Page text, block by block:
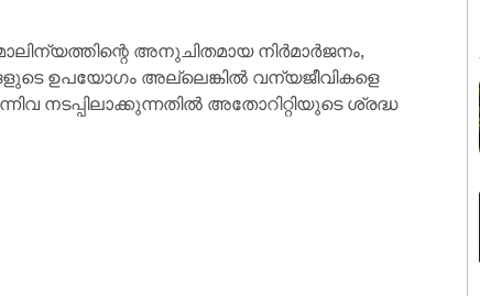
അനുചിതമായ നിർമാർജനം,
ഉപയോഗം അല്ലെങ്കിൽ വന്യജീവികളെ
നടപ്പിലാക്കുന്നതിൽ അതോറിറ്റിയുടെ ശ്രദ്ധ